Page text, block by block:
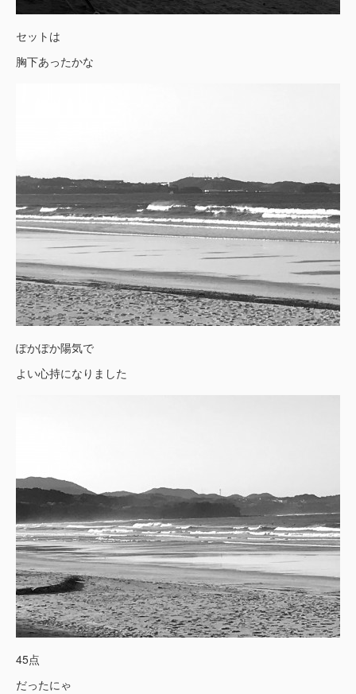
セットは
胸下あったかな
ぽかぽか陽気で
よい心持になりました
45点
だったにゃ